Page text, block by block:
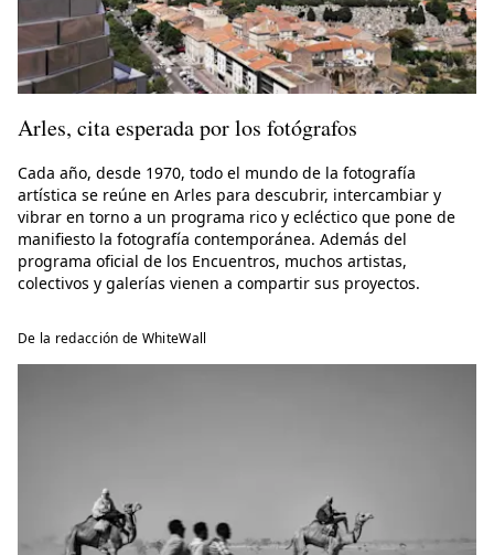
Arles, cita esperada por los fotógrafos
Cada año, desde 1970, todo el mundo de la fotografía
artística se reúne en Arles para descubrir, intercambiar y
vibrar en torno a un programa rico y ecléctico que pone de
manifiesto la fotografía contemporánea. Además del
programa oficial de los Encuentros, muchos artistas,
colectivos y galerías vienen a compartir sus proyectos.
De la redacción de WhiteWall